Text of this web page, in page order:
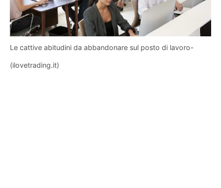
Le cattive abitudini da abbandonare sul posto di lavoro-
(ilovetrading.it)